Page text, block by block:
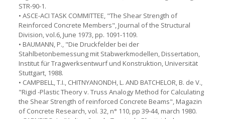
STR-90-1.
• ASCE-ACI TASK COMMITTEE, "The Shear Strength of
Reinforced Concrete Members", Journal of the Structural
Division, vol.6, June 1973, pp. 1091-1109.
• BAUMANN, P., "Die Druckfelder bei der
Stahlbetonbemessung mit Stabwerkmodellen, Dissertation,
Institut für Tragwerksentwurf und Konstruktion, Universität
Stuttgart, 1988.
• CAMPBELL, T.I., CHITNYANONDH, L. AND BATCHELOR, B. de V.,
"Rigid -Plastic Theory v. Truss Analogy Method for Calculating
the Shear Strength of reinforced Concrete Beams", Magazin
of Concrete Research, vol. 32, n° 110, pp 39-44, march 1980.